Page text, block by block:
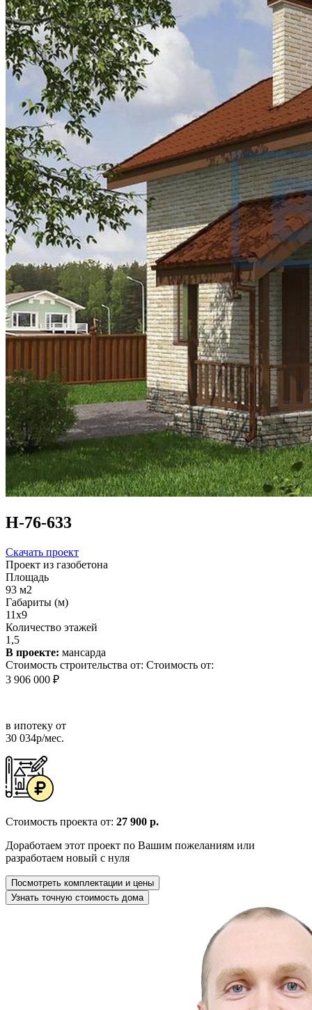
Н-76-633
Скачать проект
Проект из газобетона
Площадь
93 м2
Габариты (м)
11x9
Количество этажей
1,5
В проекте: мансарда
Стоимость строительства от: Стоимость от:
3 906 000 ₽
в ипотеку от
30 034р/мес.
Стоимость проекта от: 27 900 р.
Доработаем этот проект по Вашим пожеланиям или
разработаем новый с нуля
Посмотреть комплектации и цены
Узнать точную стоимость дома